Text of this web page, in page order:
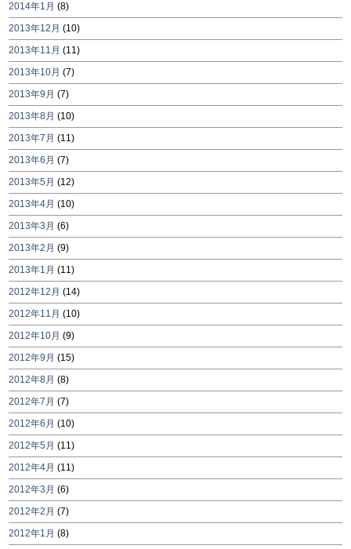
2014年1月 (8)
2013年12月 (10)
2013年11月 (11)
2013年10月 (7)
2013年9月 (7)
2013年8月 (10)
2013年7月 (11)
2013年6月 (7)
2013年5月 (12)
2013年4月 (10)
2013年3月 (6)
2013年2月 (9)
2013年1月 (11)
2012年12月 (14)
2012年11月 (10)
2012年10月 (9)
2012年9月 (15)
2012年8月 (8)
2012年7月 (7)
2012年6月 (10)
2012年5月 (11)
2012年4月 (11)
2012年3月 (6)
2012年2月 (7)
2012年1月 (8)